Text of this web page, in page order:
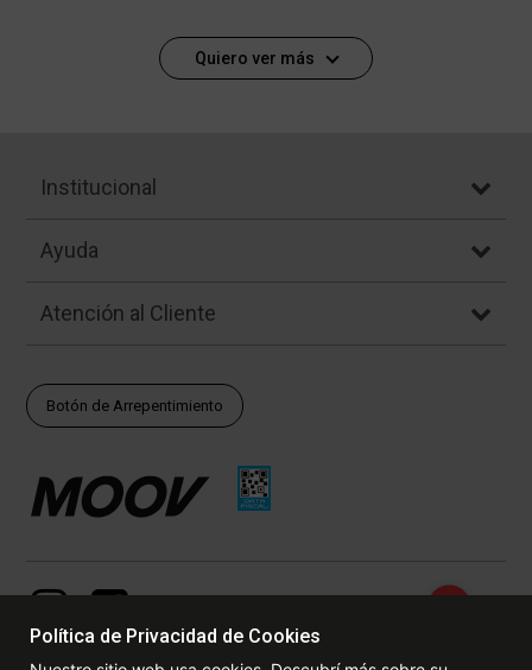
Quiero ver más
Institucional
Ayuda
Atención al Cliente
Botón de Arrepentimiento
Política de Privacidad de Cookies